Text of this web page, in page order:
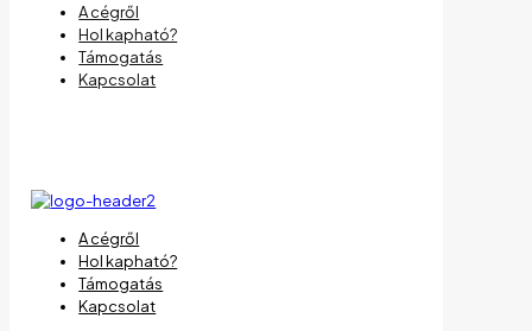
A cégről
Hol kapható?
Támogatás
Kapcsolat
A cégről
Hol kapható?
Támogatás
Kapcsolat